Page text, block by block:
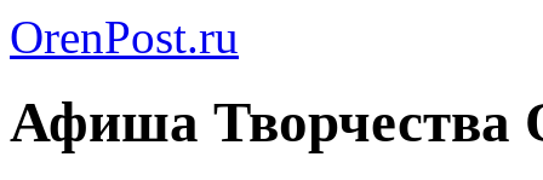
OrenPost.ru
Афиша Творчества